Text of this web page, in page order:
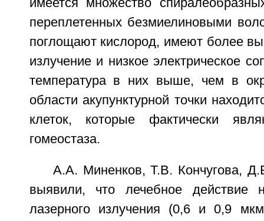
имеется множество
переплетенных безмиелиновыми
поглощают кислород, имеют более
излучение и низкое электрическое
температура в них выше, чем в
области акупунктурной точки
клеток, которые фактически
гомеостаза.
А.А. Миненков, Т.В. Кончугова,
выявили, что лечебное действие
лазерного излучения (0,6 и 0,9